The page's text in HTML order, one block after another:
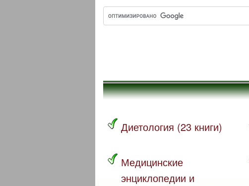
Диетология (23 книги)
Медицинские
энциклопедии и